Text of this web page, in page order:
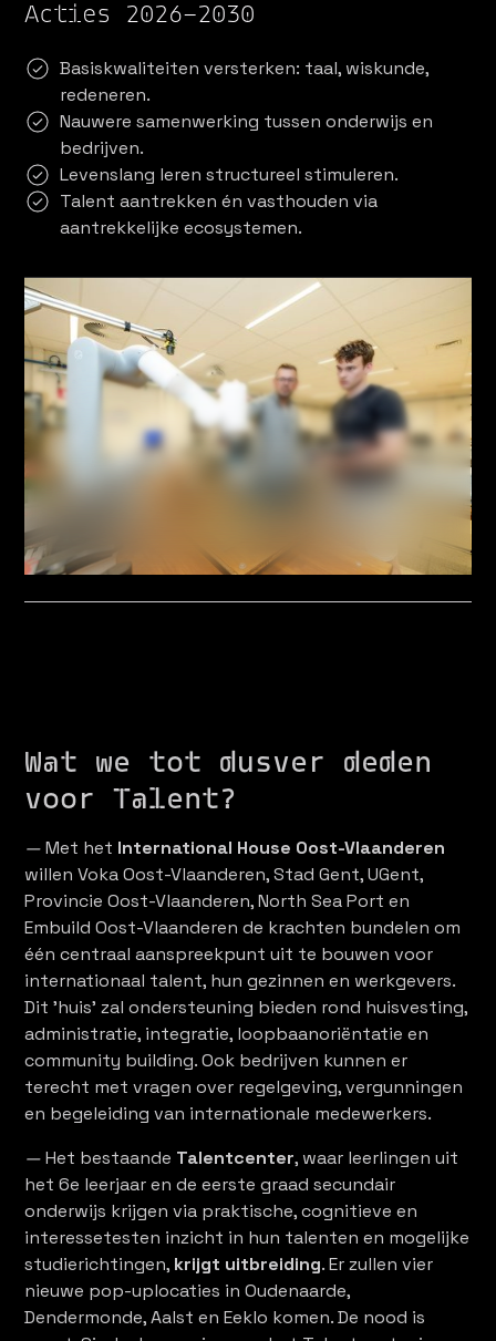
Acties 2026–2030
Basiskwaliteiten versterken: taal, wiskunde,
redeneren.
Nauwere samenwerking tussen onderwijs en
bedrijven.
Levenslang leren structureel stimuleren.
Talent aantrekken én vasthouden via
aantrekkelijke ecosystemen.
Wat we tot dusver deden
voor Talent?
—Met het International House Oost-Vlaanderen
willen Voka Oost-Vlaanderen, Stad Gent, UGent,
Provincie Oost-Vlaanderen, North Sea Port en
Embuild Oost-Vlaanderen de krachten bundelen om
één centraal aanspreekpunt uit te bouwen voor
internationaal talent, hun gezinnen en werkgevers.
Dit 'huis' zal ondersteuning bieden rond huisvesting,
administratie, integratie, loopbaanoriëntatie en
community building. Ook bedrijven kunnen er
terecht met vragen over regelgeving, vergunningen
en begeleiding van internationale medewerkers.
—Het bestaande Talentcenter, waar leerlingen uit
het 6e leerjaar en de eerste graad secundair
onderwijs krijgen via praktische, cognitieve en
interessetesten inzicht in hun talenten en mogelijke
studierichtingen, krijgt uitbreiding. Er zullen vier
nieuwe pop-uplocaties in Oudenaarde,
Dendermonde, Aalst en Eeklo komen. De nood is